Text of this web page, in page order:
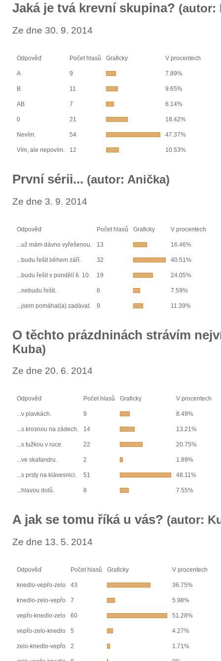
Jaká je tvá krevní skupina? (autor:
Ze dne 30. 9. 2014
Odpověď Počet hlasů Graficky V procentech
A 9 7.89%
B 11 9.65%
AB 7 6.14%
0 21 18.42%
Nevím. 54 47.37%
Vím, ale nepovím. 12 10.53%
První sérii... (autor: Anička)
Ze dne 3. 9. 2014
Odpověď Počet hlasů Graficky V procentech
...už mám dávno vyřešenou. 13 16.46%
...budu řešit během září. 32 40.51%
...budu řešit v pondělí 6. 10. 19 24.05%
...nebudu řešit. 6 7.59%
...jsem pomáhal(a) zadávat. 9 11.39%
O těchto prázdninách strávím
Kuba)
Ze dne 20. 6. 2014
Odpověď Počet hlasů Graficky V procentech
...v plavkách. 9 8.49%
...s krosnou na zádech. 14 13.21%
...s tužkou v ruce. 22 20.75%
...ve skafandru. 2 1.89%
...s prsty na klávesnici. 51 48.11%
...hlavou dolů. 8 7.55%
A jak se tomu říká u vás? (autor:
Ze dne 13. 5. 2014
Odpověď Počet hlasů Graficky V procentech
knedlo-vepřo-zelo 43 36.75%
knedlo-zelo-vepřo 7 5.98%
vepřo-knedlo-zelo 60 51.28%
vepřo-zelo-knedlo 5 4.27%
zelo-knedlo-vepřo 2 1.71%